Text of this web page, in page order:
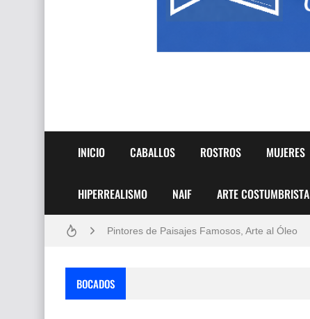
INICIO CABALLOS ROSTROS MUJERES
HIPERREALISMO NAIF ARTE COSTUMBRISTA
Frutas y Flores Para Colorear Imágenes
Pintores de Paisajes Famosos, Arte al Óleo
BOCADOS